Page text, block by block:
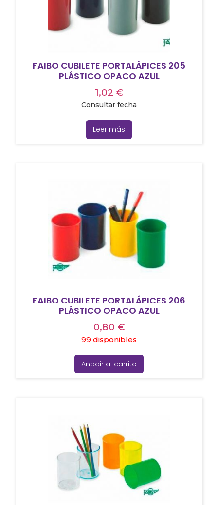
FAIBO CUBILETE PORTALÁPICES 205
PLÁSTICO OPACO AZUL
1,02 €
Consultar fecha
Leer más
FAIBO CUBILETE PORTALÁPICES 206
PLÁSTICO OPACO AZUL
0,80 €
99 disponibles
Añadir al carrito